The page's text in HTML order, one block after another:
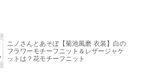
ニノさんとあそぼ【菊池風磨 衣装】白の
フラワーモチーフニット＆レザージャケ
ットは？花モチーフニット